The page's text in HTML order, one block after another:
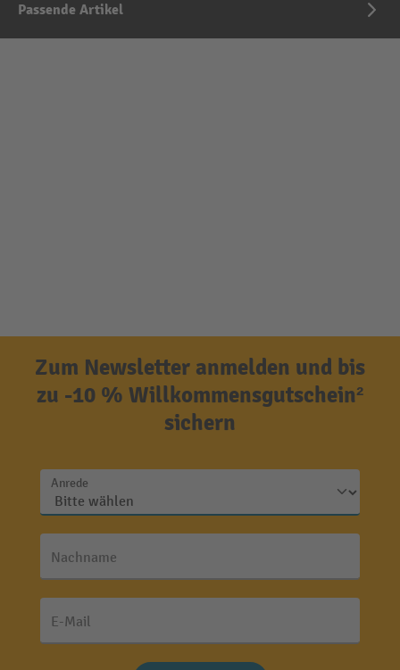
Passende Artikel
Zum Newsletter anmelden und bis
zu -10 % Willkommensgutschein²
sichern
Anrede
Nachname
E-Mail